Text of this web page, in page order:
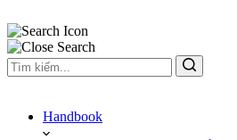
Handbook